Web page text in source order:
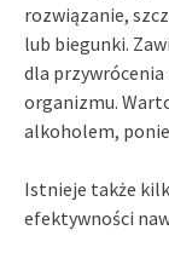
rozwiązanie,
lub biegunki.
dla
organizmu.
alkoholem,
Istnieje także
efektywności